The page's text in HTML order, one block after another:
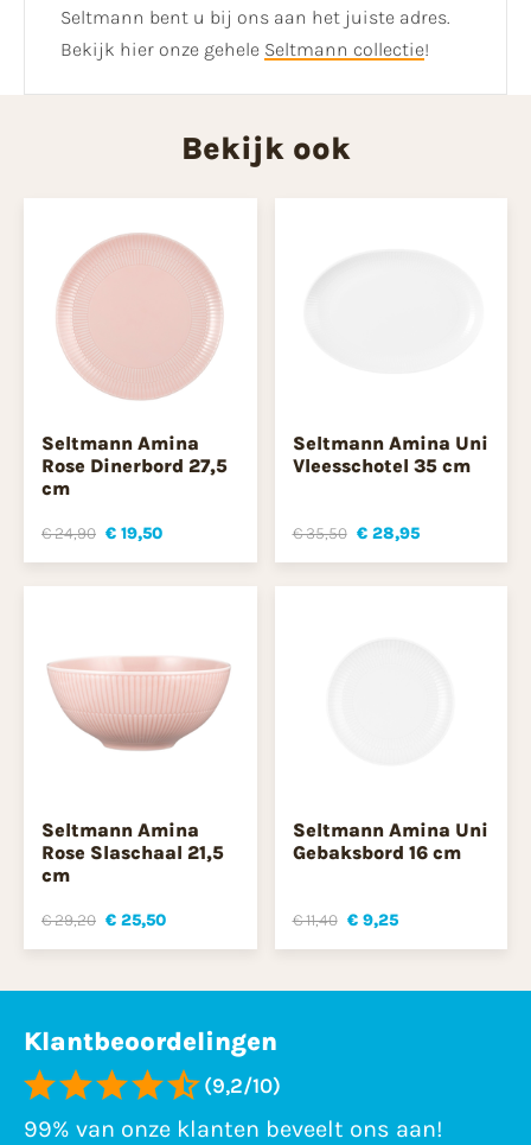
Seltmann bent u bij ons aan het juiste adres.
Bekijk hier onze gehele Seltmann collectie!
Bekijk ook
Seltmann Amina
Rose Dinerbord 27,5
cm
€ 24,90 € 19,50
Seltmann Amina Uni
Vleesschotel 35 cm
€ 35,50 € 28,95
Seltmann Amina
Rose Slaschaal 21,5
cm
€ 29,20 € 25,50
Seltmann Amina Uni
Gebaksbord 16 cm
€ 11,40 € 9,25
Klantbeoordelingen
(9,2/10)
99% van onze klanten beveelt ons aan!